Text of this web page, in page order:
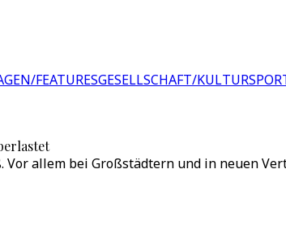
FEATURESGESELLSCHAFT/KULTUR
allem bei Großstädtern und in neuen